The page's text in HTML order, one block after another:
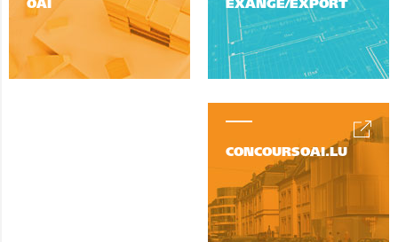
OAI
EXANGE/EXPORT
CONCOURSOAI.LU